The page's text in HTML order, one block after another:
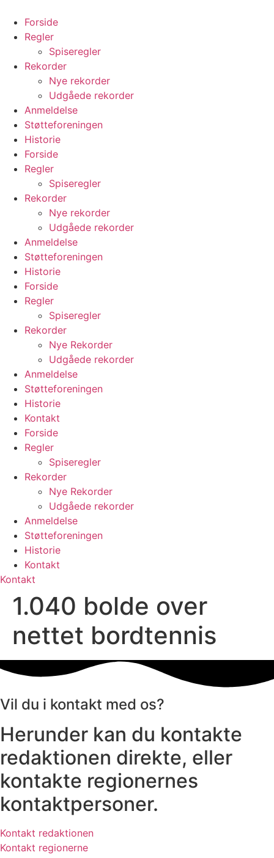
indhold
Forside
Regler
Spiseregler
Rekorder
Nye rekorder
Udgåede rekorder
Anmeldelse
Støtteforeningen
Historie
Forside
Regler
Spiseregler
Rekorder
Nye rekorder
Udgåede rekorder
Anmeldelse
Støtteforeningen
Historie
Forside
Regler
Spiseregler
Rekorder
Nye Rekorder
Udgåede rekorder
Anmeldelse
Støtteforeningen
Historie
Kontakt
Forside
Regler
Spiseregler
Rekorder
Nye Rekorder
Udgåede rekorder
Anmeldelse
Støtteforeningen
Historie
Kontakt
Kontakt
1.040 bolde over
nettet bordtennis
Vil du i kontakt med os?
Herunder kan du kontakte
redaktionen direkte, eller
kontakte regionernes
kontaktpersoner.
Kontakt redaktionen
Kontakt regionerne